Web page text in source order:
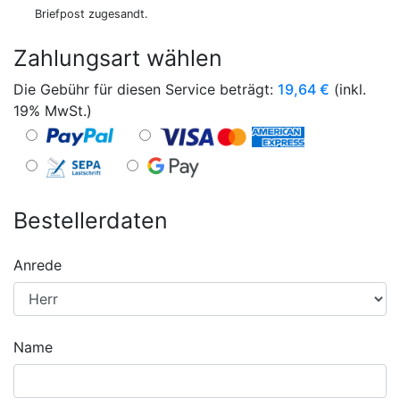
Briefpost zugesandt.
Zahlungsart wählen
Die Gebühr für diesen Service beträgt: 19,64 € (inkl.
19% MwSt.)
Bestellerdaten
Anrede
Name